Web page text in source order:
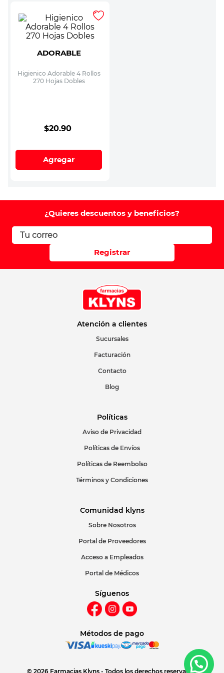
ADORABLE
Higienico Adorable 4 Rollos
270 Hojas Dobles
$20.90
Agregar
¿Quieres descuentos y beneficios?
Registrar
Atención a clientes
Sucursales
Facturación
Contacto
Blog
Políticas
Aviso de Privacidad
Políticas de Envíos
Políticas de Reembolso
Términos y Condiciones
Comunidad klyns
Sobre Nosotros
Portal de Proveedores
Acceso a Empleados
Portal de Médicos
Síguenos
Métodos de pago
© 2026 Farmacias Klyns - Todos los derechos reservados